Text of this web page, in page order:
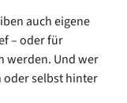
auch eigene
– oder für
werden. Und wer
oder selbst hinter